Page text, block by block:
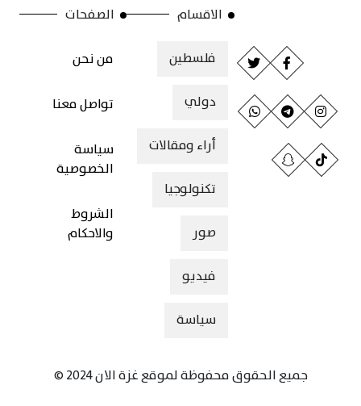
الاقسام
فلسطين
دولي
أراء ومقالات
تكنولوجيا
صور
فيديو
سياسة
الصفحات
من نحن
تواصل معنا
سياسة
الخصوصية
الشروط
والاحكام
جميع الحقوق محفوظة لموقع غزة الان 2024 ©